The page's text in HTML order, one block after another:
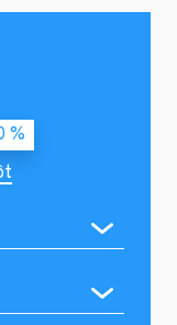
%